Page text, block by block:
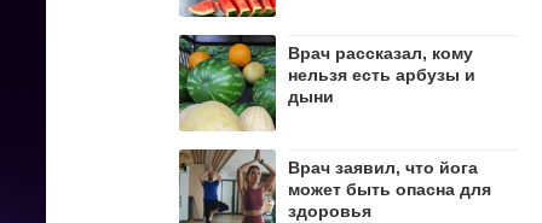
Врач рассказал, кому
нельзя есть арбузы и
дыни
Врач заявил, что йога
может быть опасна для
здоровья